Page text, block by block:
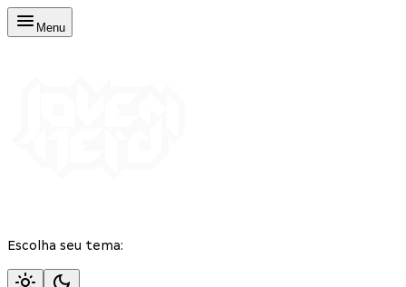
Menu
Escolha seu tema: